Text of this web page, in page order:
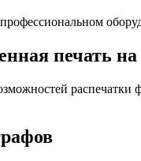
печать